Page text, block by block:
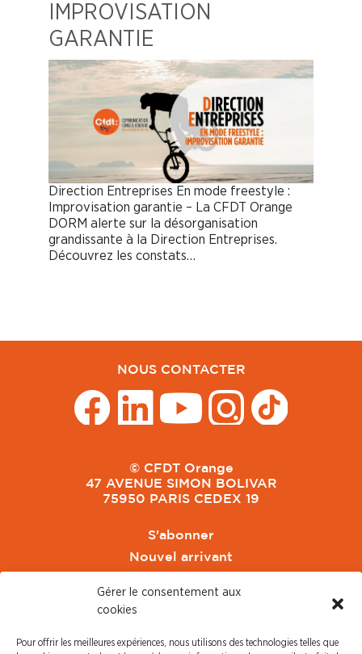
Gérer le consentement aux
cookies
Pour offrir les meilleures expériences, nous utilisons des technologies telles que
IMPROVISATION
GARANTIE
Direction Entreprises En mode freestyle :
Improvisation garantie – La CFDT Orange
DORM alerte sur la désorganisation
grandissante à la Direction Entreprises.
Découvrez les constats…
NOUS CONTACTER
© CFDT Orange
47 AVENUE SIMON BOLIVAR
75950 PARIS CEDEX 19
S'abonner
Nouvel arrivant
CFDT Cadres